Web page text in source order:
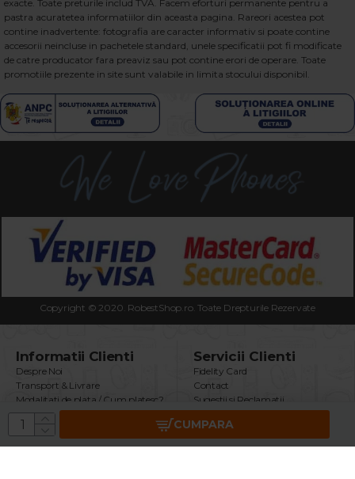
CUMPARA
exacte. Toate preturile includ TVA. Facem eforturi permanente pentru a
pastra acuratetea informatiilor din aceasta pagina. Rareori acestea pot
contine inadvertente: fotografia are caracter informativ si poate contine
accesorii neincluse in pachetele standard, unele specificatii pot fi modificate
de catre producator fara preaviz sau pot contine erori de operare. Toate
promotiile prezente in site sunt valabile in limita stocului disponibil.
Copyright © 2020. RobestShop.ro. Toate Drepturile Rezervate
Informatii Clienti
Despre Noi
Transport & Livrare
Modalitati de plata / Cum platesc?
Termeni & Conditii
Politica Confidentialitate
Securitatea Datelor GDPR
Servicii Clienti
Fidelity Card
Contact
Sugestii si Reclamatii
Intrebari Frecvente
Returnare Produs
Garantie Produse